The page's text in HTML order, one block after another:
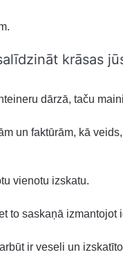
krāsas
dārzā, taču
un faktūrām, kā
vienotu izskatu.
to saskaņā izmantojot
ir veseli un